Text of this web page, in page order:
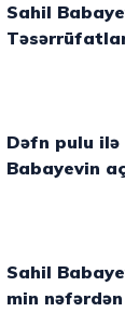
Sahil Babayev Xızıda
Dəfn pulu ilə bağlı nazir Sahil
Babayevin
Sahil Babayev: Ölkəmizdə 60
min